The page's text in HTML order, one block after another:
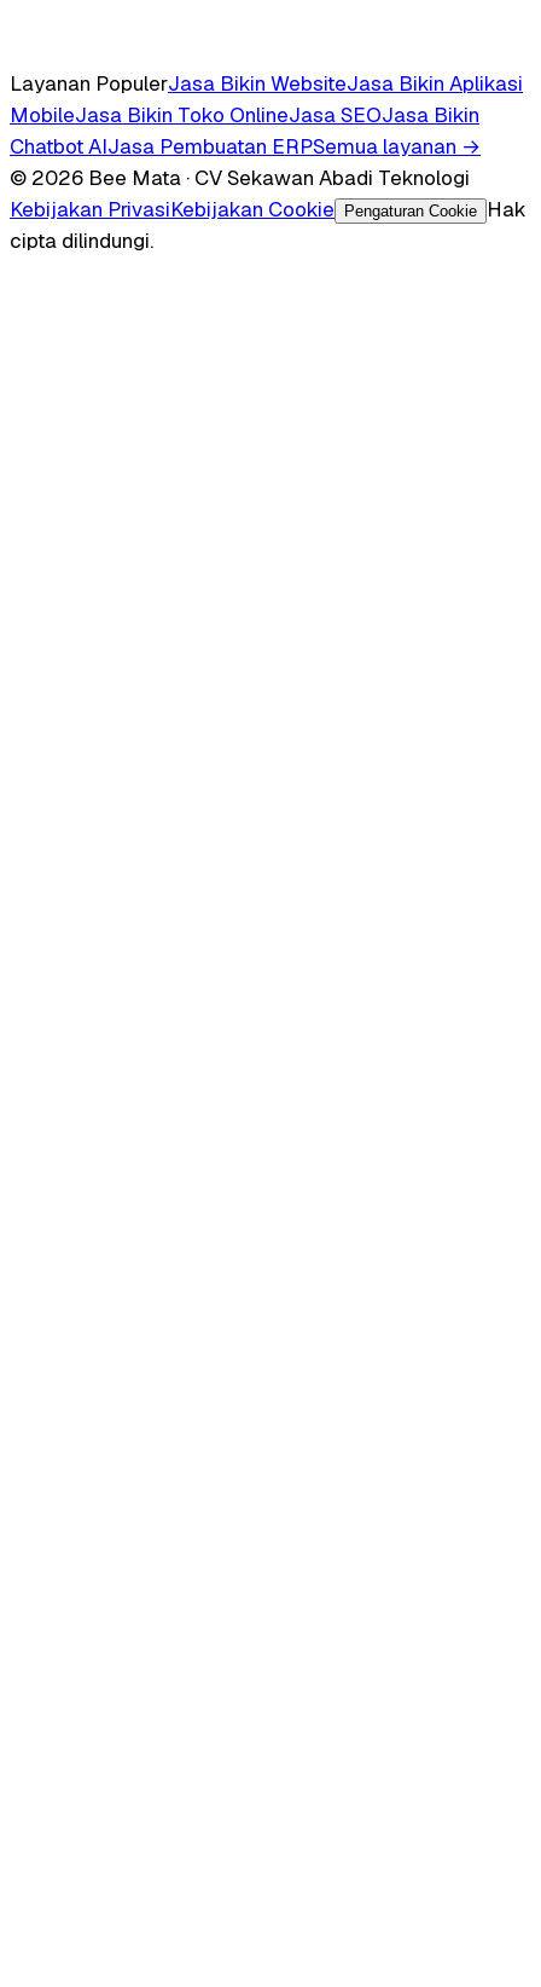
Layanan PopulerJasa Bikin WebsiteJasa Bikin Aplikasi
MobileJasa Bikin Toko OnlineJasa SEOJasa Bikin
Chatbot AIJasa Pembuatan ERPSemua layanan →
© 2026 Bee Mata · CV Sekawan Abadi Teknologi
Kebijakan PrivasiKebijakan Cookie Pengaturan Cookie
Hak
cipta dilindungi.